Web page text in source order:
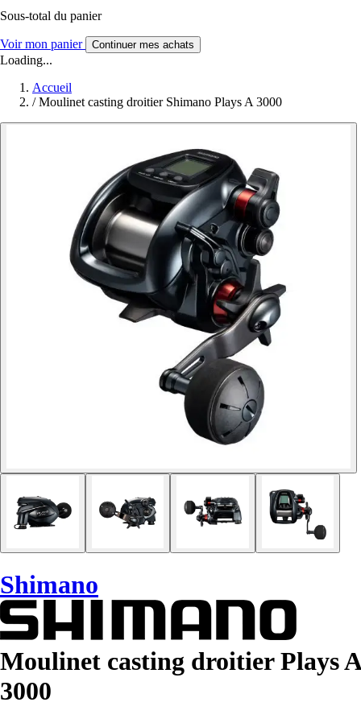
Sous-total du panier
Voir mon panier Continuer mes achats
Loading...
Accueil
/ Moulinet casting droitier Shimano Plays A 3000
Shimano
Moulinet casting droitier Plays A
3000